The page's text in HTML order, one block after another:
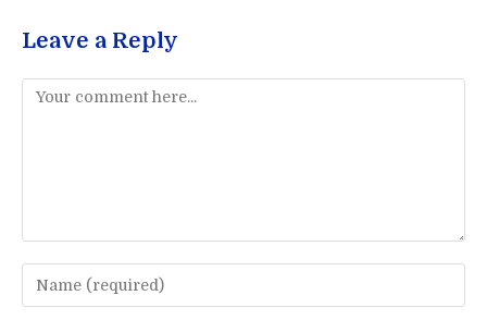
Leave a Reply
Comment
Enter
your